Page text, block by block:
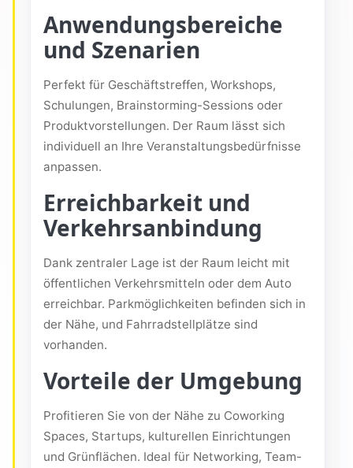
Anwendungsbereiche
und Szenarien
Perfekt für Geschäftstreffen, Workshops,
Schulungen, Brainstorming-Sessions oder
Produktvorstellungen. Der Raum lässt sich
individuell an Ihre Veranstaltungsbedürfnisse
anpassen.
Erreichbarkeit und
Verkehrsanbindung
Dank zentraler Lage ist der Raum leicht mit
öffentlichen Verkehrsmitteln oder dem Auto
erreichbar. Parkmöglichkeiten befinden sich in
der Nähe, und Fahrradstellplätze sind
vorhanden.
Vorteile der Umgebung
Profitieren Sie von der Nähe zu Coworking
Spaces, Startups, kulturellen Einrichtungen
und Grünflächen. Ideal für Networking, Team-